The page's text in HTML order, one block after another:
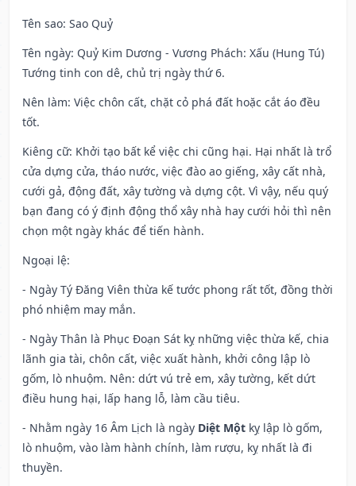
Tên sao: Sao Quỷ
Tên ngày: Quỷ Kim Dương - Vương Phách: Xấu (Hung Tú)
Tướng tinh con dê, chủ trị ngày thứ 6.
Nên làm: Việc chôn cất, chặt cỏ phá đất hoặc cắt áo đều
tốt.
Kiêng cữ: Khởi tạo bất kể việc chi cũng hại. Hại nhất là trổ
cửa dựng cửa, tháo nước, việc đào ao giếng, xây cất nhà,
cưới gả, động đất, xây tường và dựng cột. Vì vậy, nếu quý
bạn đang có ý định động thổ xây nhà hay cưới hỏi thì nên
chọn một ngày khác để tiến hành.
Ngoại lệ:
- Ngày Tý Đăng Viên thừa kế tước phong rất tốt, đồng thời
phó nhiệm may mắn.
- Ngày Thân là Phục Đoạn Sát kỵ những việc thừa kế, chia
lãnh gia tài, chôn cất, việc xuất hành, khởi công lập lò
gốm, lò nhuộm. Nên: dứt vú trẻ em, xây tường, kết dứt
điều hung hại, lấp hang lỗ, làm cầu tiêu.
- Nhằm ngày 16 Âm Lịch là ngày Diệt Một kỵ lập lò gốm,
lò nhuộm, vào làm hành chính, làm rượu, kỵ nhất là đi
thuyền.